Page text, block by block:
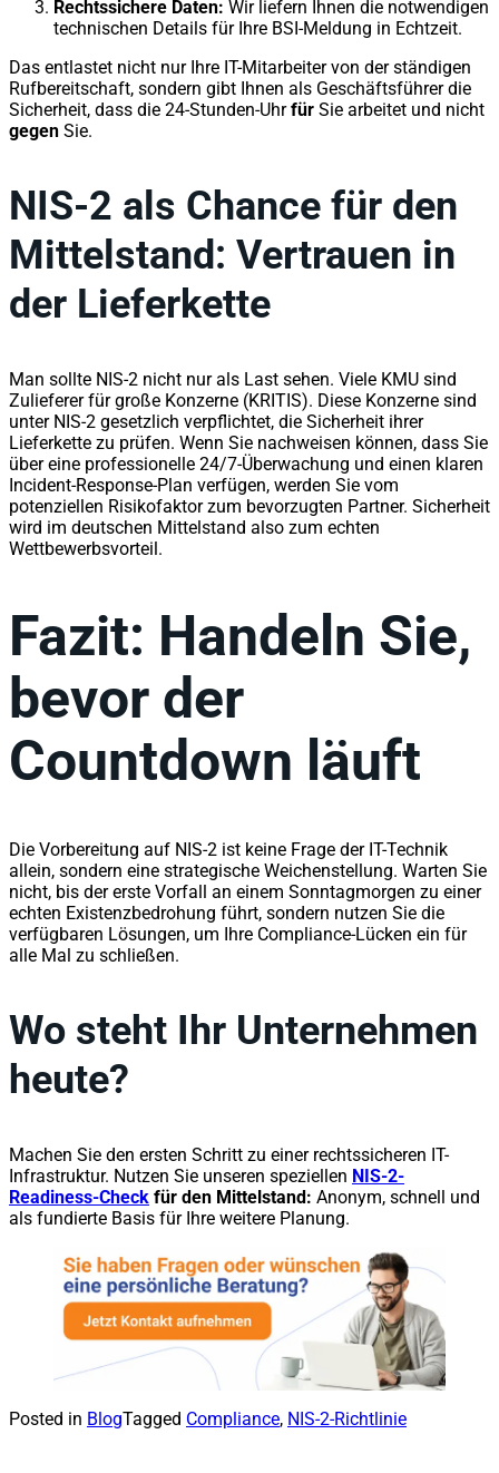
Rechtssichere Daten: Wir liefern Ihnen die notwendigen
technischen Details für Ihre BSI-Meldung in Echtzeit.
Das entlastet nicht nur Ihre IT-Mitarbeiter von der ständigen
Rufbereitschaft, sondern gibt Ihnen als Geschäftsführer die
Sicherheit, dass die 24-Stunden-Uhrfür Sie arbeitet und nicht
gegen Sie.
NIS-2 als Chance für den
Mittelstand: Vertrauen in
der Lieferkette
Man sollte NIS-2 nicht nur als Last sehen. Viele KMU sind
Zulieferer für große Konzerne (KRITIS). Diese Konzerne sind
unter NIS-2 gesetzlich verpflichtet, die Sicherheit ihrer
Lieferkette zu prüfen. Wenn Sie nachweisen können, dass Sie
über eine professionelle 24/7-Überwachung und einen klaren
Incident-Response-Plan verfügen, werden Sie vom
potenziellen Risikofaktor zum bevorzugten Partner. Sicherheit
wird im deutschen Mittelstand also zum echten
Wettbewerbsvorteil.
Fazit: Handeln Sie,
bevor der
Countdown läuft
Die Vorbereitung auf NIS-2 ist keine Frage der IT-Technik
allein, sondern eine strategische Weichenstellung. Warten Sie
nicht, bis der erste Vorfall an einem Sonntagmorgen zu einer
echten Existenzbedrohung führt, sondern nutzen Sie die
verfügbaren Lösungen, um Ihre Compliance-Lücken ein für
alle Mal zu schließen.
Wo steht Ihr Unternehmen
heute?
Machen Sie den ersten Schritt zu einer rechtssicheren IT-
Infrastruktur. Nutzen Sie unseren speziellen NIS-2-
Readiness-Check für den Mittelstand: Anonym, schnell und
als fundierte Basis für Ihre weitere Planung.
Posted in BlogTagged Compliance, NIS-2-Richtlinie